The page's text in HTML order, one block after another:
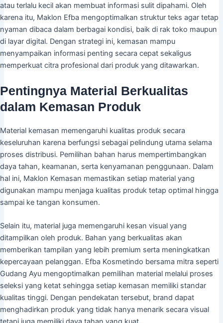
atau terlalu kecil akan membuat informasi sulit dipahami. Oleh
karena itu, Maklon Efba mengoptimalkan struktur teks agar tetap
nyaman dibaca dalam berbagai kondisi, baik di rak toko maupun
di layar digital. Dengan strategi ini, kemasan mampu
menyampaikan informasi penting secara cepat sekaligus
memperkuat citra profesional dari produk yang ditawarkan.
Pentingnya Material Berkualitas
dalam Kemasan Produk
Material kemasan memengaruhi kualitas produk secara
keseluruhan karena berfungsi sebagai pelindung utama selama
proses distribusi. Pemilihan bahan harus mempertimbangkan
daya tahan, keamanan, serta kenyamanan penggunaan. Dalam
hal ini, Maklon Kemasan memastikan setiap material yang
digunakan mampu menjaga kualitas produk tetap optimal hingga
sampai ke tangan konsumen.
Selain itu, material juga memengaruhi kesan visual yang
ditampilkan oleh produk. Bahan yang berkualitas akan
memberikan tampilan yang lebih premium serta meningkatkan
kepercayaan pelanggan. Efba Kosmetindo bersama mitra seperti
Gudang Ayu mengoptimalkan pemilihan material melalui proses
seleksi yang ketat sehingga setiap kemasan memiliki standar
kualitas tinggi. Dengan pendekatan tersebut, brand dapat
menghadirkan produk yang tidak hanya menarik secara visual